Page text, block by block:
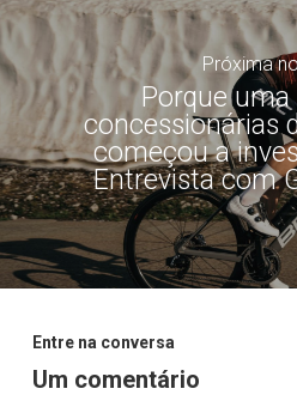
Próxima
Porque
concessionárias
começou a
Entrevista com
Entre na conversa
Um comentário